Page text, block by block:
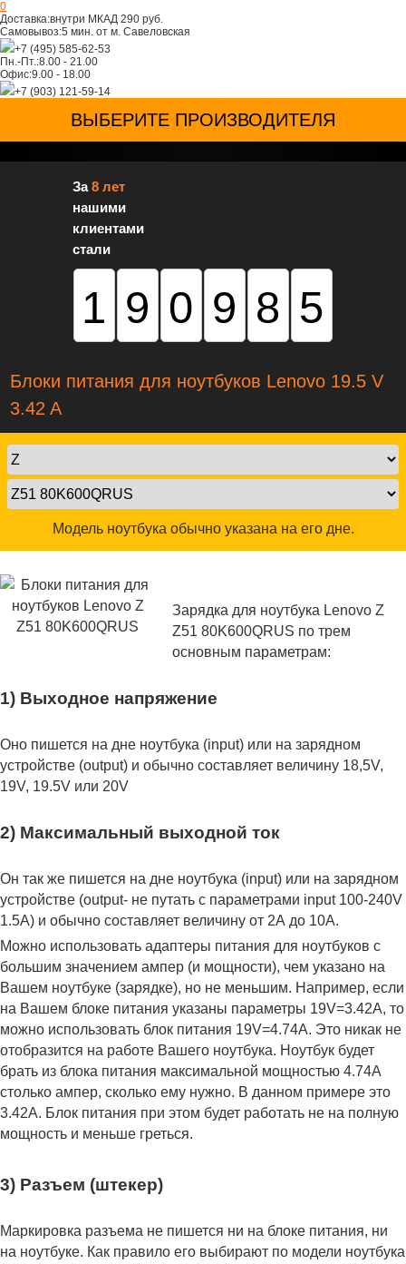
0
Доставка:внутри МКАД 290 руб.
Самовывоз:5 мин. от м. Савеловская
+7 (495) 585-62-53
Пн.-Пт.:8.00 - 21.00
Офис:9.00 - 18.00
+7 (903) 121-59-14
ВЫБЕРИТЕ ПРОИЗВОДИТЕЛЯ
За8 лет
нашими
клиентами
стали
190985
Блоки питания для ноутбуков Lenovo 19.5 V
3.42 A
Модель ноутбука обычно указана на его дне.
Зарядка для ноутбука Lenovo Z
Z51 80K600QRUS по трем
основным параметрам:
1) Выходное напряжение
Оно пишется на дне ноутбука (input) или на зарядном
устройстве (output) и обычно составляет величину 18,5V,
19V, 19.5V или 20V
2) Максимальный выходной ток
Он так же пишется на дне ноутбука (input) или на зарядном
устройстве (output- не путать с параметрами input 100-240V
1.5A) и обычно составляет величину от 2А до 10A.
Можно использовать адаптеры питания для ноутбуков с
большим значением ампер (и мощности), чем указано на
Вашем ноутбуке (зарядке), но не меньшим. Например, если
на Вашем блоке питания указаны параметры 19V=3.42A, то
можно использовать блок питания 19V=4.74A. Это никак не
отобразится на работе Вашего ноутбука. Ноутбук будет
брать из блока питания максимальной мощностью 4.74А
столько ампер, сколько ему нужно. В данном примере это
3.42А. Блок питания при этом будет работать не на полную
мощность и меньше греться.
3) Разъем (штекер)
Маркировка разъема не пишется ни на блоке питания, ни
на ноутбуке. Как правило его выбирают по модели ноутбука